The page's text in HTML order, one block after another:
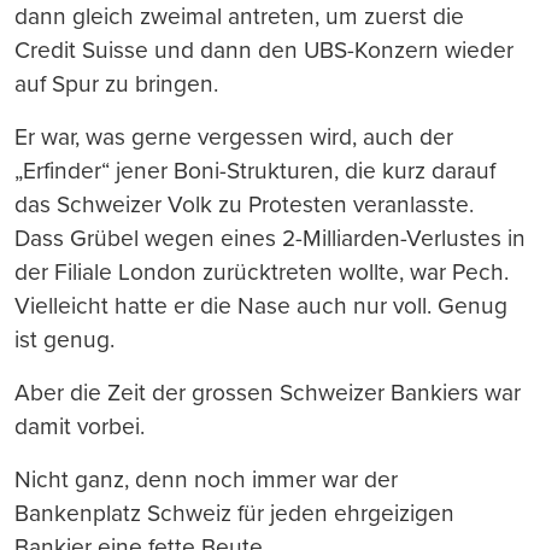
dann gleich zweimal antreten, um zuerst die
Credit Suisse und dann den UBS-Konzern wieder
auf Spur zu bringen.
Er war, was gerne vergessen wird, auch der
„Erfinder“ jener Boni-Strukturen, die kurz darauf
das Schweizer Volk zu Protesten veranlasste.
Dass Grübel wegen eines 2-Milliarden-Verlustes in
der Filiale London zurücktreten wollte, war Pech.
Vielleicht hatte er die Nase auch nur voll. Genug
ist genug.
Aber die Zeit der grossen Schweizer Bankiers war
damit vorbei.
Nicht ganz, denn noch immer war der
Bankenplatz Schweiz für jeden ehrgeizigen